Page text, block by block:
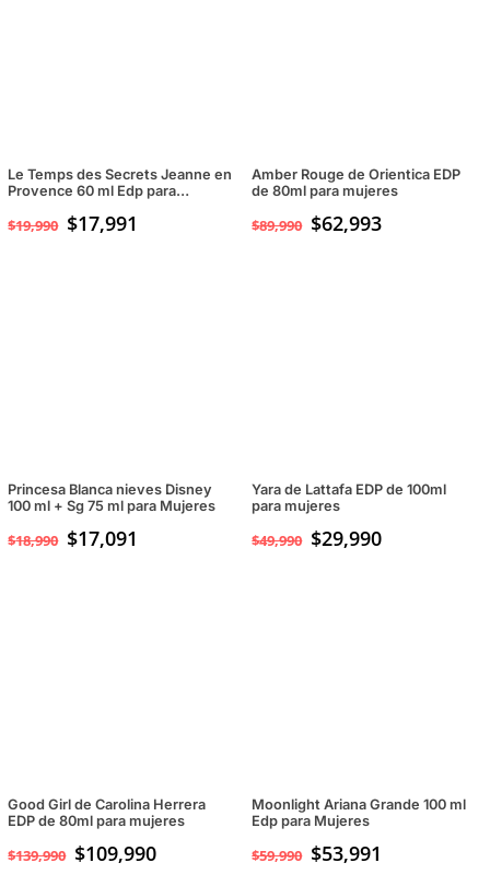
Le Temps des Secrets Jeanne en
Provence 60 ml Edp para
$19,990 $17,991
Amber Rouge de Orientica EDP
de 80ml para mujeres
$89,990 $62,993
Princesa Blanca nieves Disney
100 ml + Sg 75 ml para Mujeres
$18,990 $17,091
Yara de Lattafa EDP de 100ml
para mujeres
$49,990 El
$29,990El
Good Girl de Carolina Herrera
EDP de 80ml para mujeres
$139,990 El
$109,990El
Moonlight Ariana Grande 100 ml
Edp para Mujeres
$59,990 $53,991